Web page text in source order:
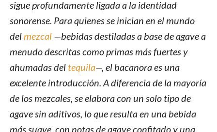
sigue profundamente ligada a la identidad
sonorense. Para quienes se inician en el mundo
delmezcal —bebidas destiladas a base de agave a
menudo descritas como primas más fuertes y
ahumadas del tequila—, el bacanora es una
excelente introducción. A diferencia de la mayoría
de los mezcales, se elabora con un solo tipo de
agave sin aditivos, lo que resulta en una bebida
más suave, con notas de agave confitado y una